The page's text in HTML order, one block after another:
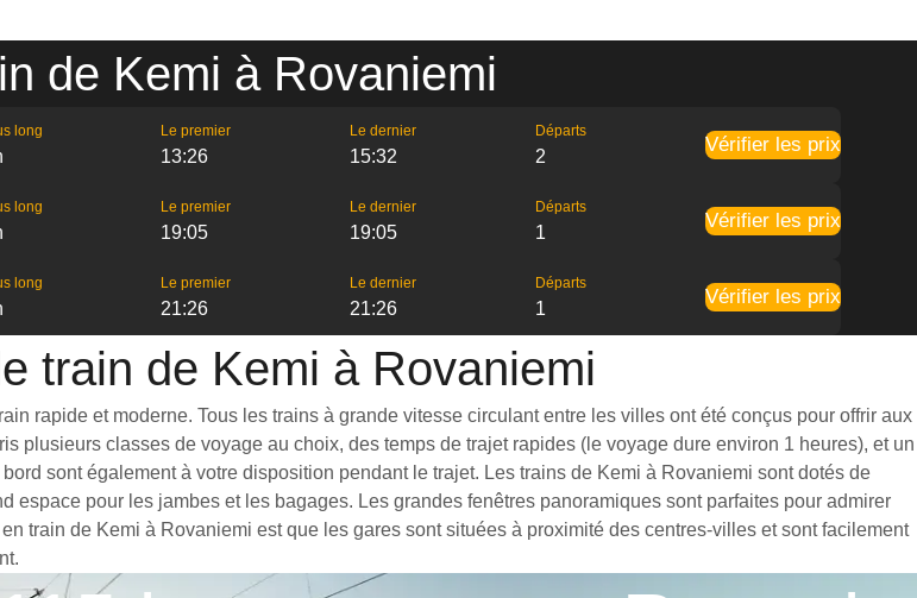
de Kemi à Rovaniemi
long Le premier
13:26
Le dernier
15:32
Départs
2
Vérifier les prix
long Le premier
19:05
Le dernier
19:05
Départs
1
Vérifier les prix
long Le premier
21:26
Le dernier
21:26
Départs
1
Vérifier les prix
train de Kemi à Rovaniemi
rapide et moderne. Tous les trains à grande vitesse circulant entre les villes ont été conçus pour offrir aux
plusieurs classes de voyage au choix, des temps de trajet rapides (le voyage dure environ 1 heures), et un
sont également à votre disposition pendant le trajet. Les trains de Kemi à Rovaniemi sont dotés de
pour les jambes et les bagages. Les grandes fenêtres panoramiques sont parfaites pour admirer
train de Kemi à Rovaniemi est que les gares sont situées à proximité des centres-villes et sont facilement